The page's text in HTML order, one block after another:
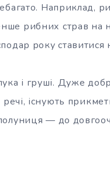
Наприклад,
рибних страв на
року
і груші. Дуже
речі, існують
полуниця — до